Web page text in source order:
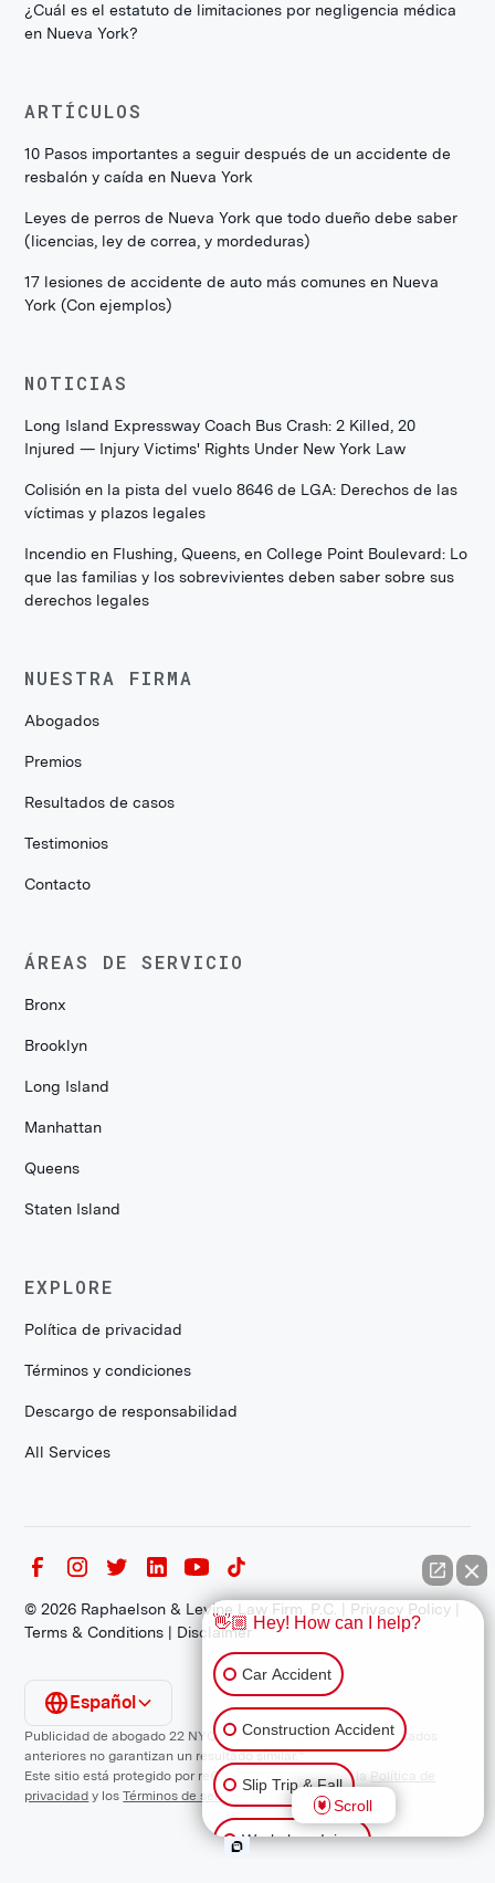
¿Cuál es el estatuto de limitaciones por negligencia médica
en Nueva York?
ARTÍCULOS
10 Pasos importantes a seguir después de un accidente de
resbalón y caída en Nueva York
Leyes de perros de Nueva York que todo dueño debe saber
(licencias, ley de correa, y mordeduras)
17 lesiones de accidente de auto más comunes en Nueva
York (Con ejemplos)
NOTICIAS
Long Island Expressway Coach Bus Crash: 2 Killed, 20
Injured — Injury Victims' Rights Under New York Law
Colisión en la pista del vuelo 8646 de LGA: Derechos de las
víctimas y plazos legales
Incendio en Flushing, Queens, en College Point Boulevard: Lo
que las familias y los sobrevivientes deben saber sobre sus
derechos legales
NUESTRA FIRMA
Abogados
Premios
Resultados de casos
Testimonios
Contacto
ÁREAS DE SERVICIO
Bronx
Brooklyn
Long Island
Manhattan
Queens
Staten Island
EXPLORE
Política de privacidad
Términos y condiciones
Descargo de responsabilidad
All Services
©2026 Raphaelson & Levine Law Firm, P.C. | Privacy Policy
Terms & Conditions | Disclaimer
Publicidad de abogado 22 NYCRR 1200.1 Requisito: "Los resultados
anteriores no garantizan un resultado similar."
Este sitio está protegido por reCAPTCHA y se aplican la Política de
privacidad y losTérminos de servicio de Google.
Español
👋🏼 Hey! How can I help?
Car Accident
Construction Accident
Slip Trip & Fall
Workplace Injury
Scroll